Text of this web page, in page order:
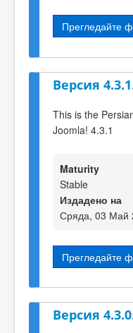
Прегледайте
Версия
This is the
Joomla! 4.3.1
Maturity
Stable
Издадено на
Сряда, 03 Май
Прегледайте
Версия